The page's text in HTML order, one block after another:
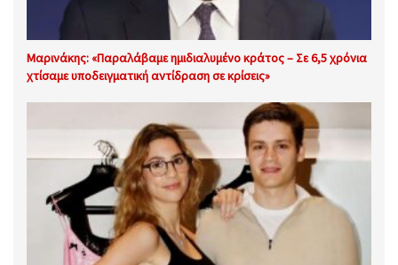
Μαρινάκης: «Παραλάβαμε ημιδιαλυμένο κράτος – Σε 6,5 χρόνια
χτίσαμε υποδειγματική αντίδραση σε κρίσεις»